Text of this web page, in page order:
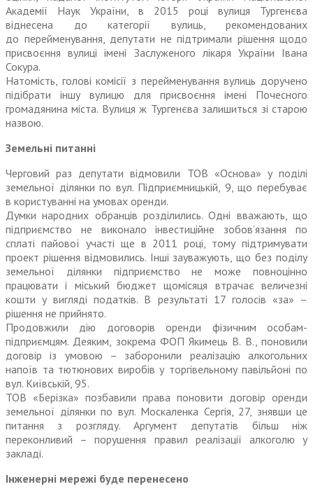
Академії Наук України, в 2015 році вулиця Тургенєва
віднесена до категорії вулиць, рекомендованих
до перейменування, депутати не підтримали рішення щодо
присвоєння вулиці імені Заслуженого лікаря України Івана
Сокура.
Натомість, голові комісії з перейменування вулиць доручено
підібрати іншу вулицю для присвоєння імені Почесного
громадянина міста. Вулиця ж Тургенєва залишиться зі старою
назвою.
Земельні питанні
Черговий раз депутати відмовили ТОВ «Основа» у поділі
земельної ділянки по вул. Підприємницькій, 9, що перебуває
в користуванні на умовах оренди.
Думки народних обранців розділились. Одні вважають, що
підприємство не виконало інвестиційне зобов’язання по
сплаті пайової участі ще в 2011 році, тому підтримувати
проект рішення відмовились. Інші зауважують, що без поділу
земельної ділянки підприємство не може повноцінно
працювати і міський бюджет щомісяця втрачає величезні
кошти у вигляді податків. В результаті 17 голосів «за» –
рішення не прийнято.
Продовжили дію договорів оренди фізичним особам-
підприємцям. Деяким, зокрема ФОП Якимець В. В., поновили
договір із умовою – заборонили реалізацію алкогольних
напоїв та тютюнових виробів у торгівельному павільйоні по
вул. Київсь­кій, 95.
ТОВ «Берізка» позбавили права поновити договір оренди
земельної ділянки по вул. Москаленка Сергія, 27, знявши це
питання з розгляду. Аргумент депутатів більш ніж
переконливий – порушення правил реалізації алкоголю у
закладі.
Інженерні мережі буде перенесено